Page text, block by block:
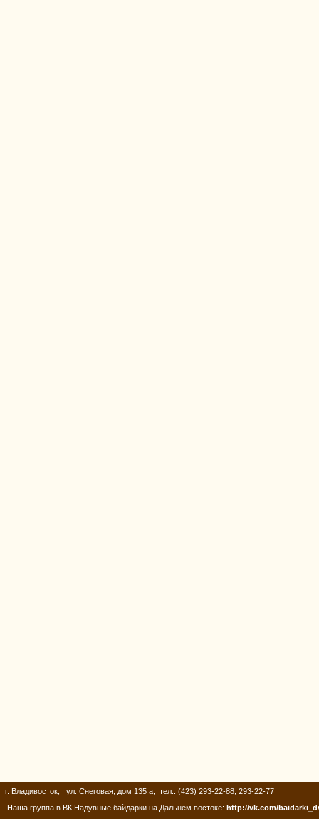
г. Владивосток, ул. Снеговая, дом 135 а, тел.: (423) 293-22-88; 293-22-77
Наша группа в ВК Надувные байдарки на Дальнем востоке: http://vk.com/